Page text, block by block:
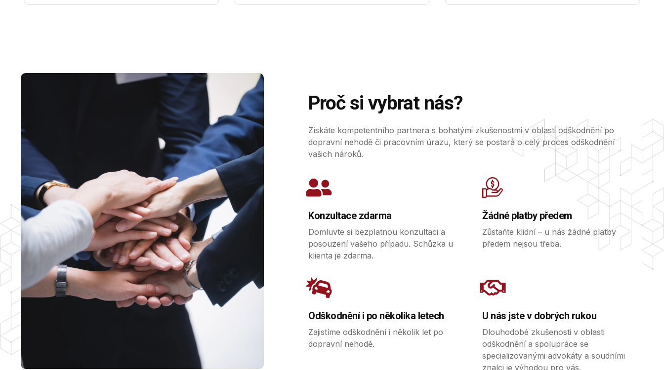
Proč si vybrat nás?
Získáte kompetentního partnera s bohatými zkušenostmi v oblasti odškodnění po
dopravní nehodě či pracovním úrazu, který se postará o celý proces odškodnění
vašich nároků.
Konzultace zdarma
Domluvte si bezplatnou konzultaci a
posouzení vašeho případu. Schůzka u
klienta je zdarma.
Žádné platby předem
Zůstaňte klidní – u nás žádné platby
předem nejsou třeba.
Odškodnění i po několika letech
Zajistíme odškodnění i několik let po
dopravní nehodě.
U nás jste v dobrých rukou
Dlouhodobé zkušenosti v oblasti
odškodnění a spolupráce se
specializovanými advokáty a soudními
znalci je výhodou pro vás.